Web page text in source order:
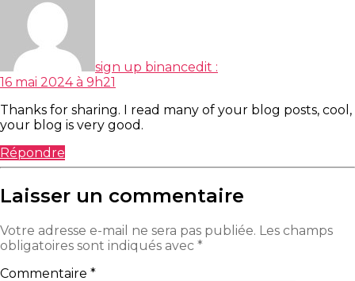
sign up binancedit :
16 mai 2024 à 9h21
Thanks for sharing. I read many of your blog posts, cool,
your blog is very good.
Répondre
Laisser un commentaire
Votre adresse e-mail ne sera pas publiée. Les champs
obligatoires sont indiqués avec *
Commentaire *